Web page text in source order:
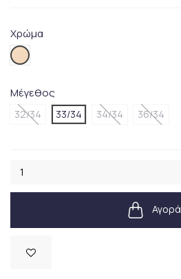
Χρώμα
271BEIGE
Μέγεθος
32/34 33/34 34/34 36/34
Αγορά